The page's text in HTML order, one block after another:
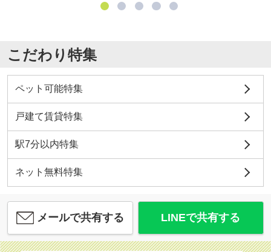
こだわり特集
ペット可能特集
戸建て賃貸特集
駅7分以内特集
ネット無料特集
メールで共有する LINEで共有する